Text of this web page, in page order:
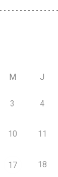
M J
3 4
10 11
17 18